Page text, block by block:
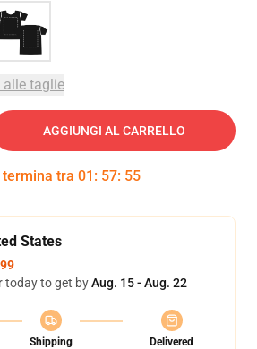
taglie
AGGIUNGI AL CARRELLO
tra 01 : 57: 54
States
today to get byAug. 15 - Aug. 22
Shipping
Delivered